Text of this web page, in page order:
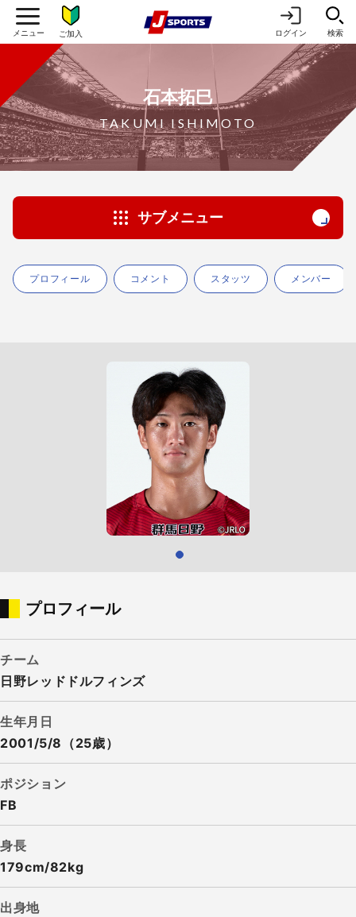
ご加入 ログイン 検索
石本拓巳
TAKUMI ISHIMOTO
サブメニュー
プロフィール コメント スタッツ メンバー
プロフィール
チーム
日野レッドドルフィンズ
生年月日
2001/5/8（25歳）
ポジション
FB
身長
179cm/82kg
出身地